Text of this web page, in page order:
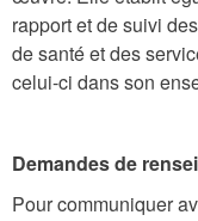
rapport et de suivi
de santé et des
celui-ci dans son
Demandes de
Pour communiquer